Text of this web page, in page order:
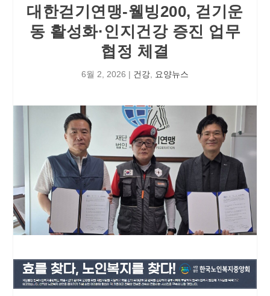
대한걷기연맹-웰빙200, 걷기운
동 활성화·인지건강 증진 업무
협정 체결
6월 2, 2026 | 건강 요양뉴스